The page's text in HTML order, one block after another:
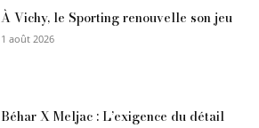
À Vichy, le Sporting renouvelle son jeu
1 août 2026
Béhar X Meljac : L’exigence du détail